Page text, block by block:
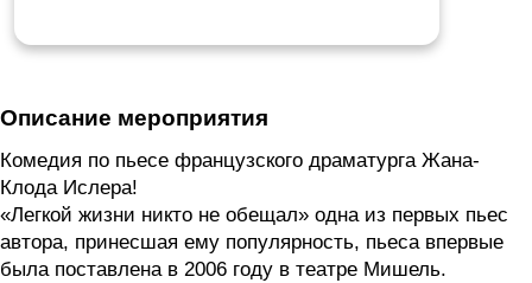
Описание мероприятия
Комедия по пьесе французского драматурга Жана-
Клода Ислера!
«Легкой жизни никто не обещал» одна из первых пьес
автора, принесшая ему популярность, пьеса впервые
была поставлена в 2006 году в театре Мишель.